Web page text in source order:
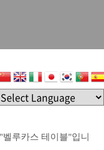
루카스 테이블"입니